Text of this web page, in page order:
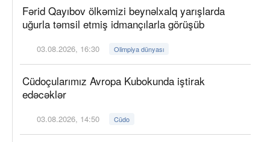
Fərid Qayıbov ölkəmizi beynəlxalq yarışlarda
uğurla təmsil etmiş idmançılarla görüşüb
03.08.2026, 16:30 Olimpiya dünyası
Cüdoçularımız Avropa Kubokunda iştirak
edəcəklər
03.08.2026, 14:50 Cüdo